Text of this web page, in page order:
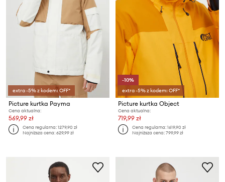
extra -5% z kodem: OFF*
Picture kurtka Payma
Cena aktualna:
569,99 zł
Cena regularna:1279,90 zł
Najniższa cena:629,99 zł
-10%
extra -5% z kodem: OFF*
Picture kurtka Object
Cena aktualna:
719,99 zł
Cena regularna:1619,90 zł
Najniższa cena:799,99 zł